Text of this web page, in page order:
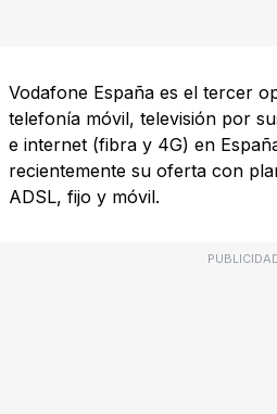
Vodafone España es el tercer
telefonía móvil, televisión por
e internet (fibra y 4G) en
recientemente su oferta con
ADSL, fijo y móvil.